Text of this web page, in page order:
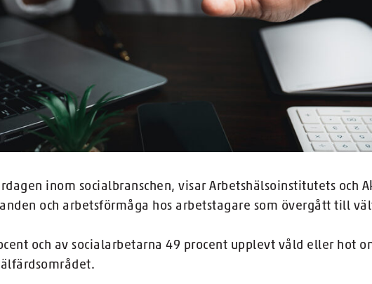
inom socialbranschen, visar Arbetshälsoinstitutets och
och arbetsförmåga hos arbetstagare som övergått till
och av socialarbetarna 49 procent upplevt våld eller hot